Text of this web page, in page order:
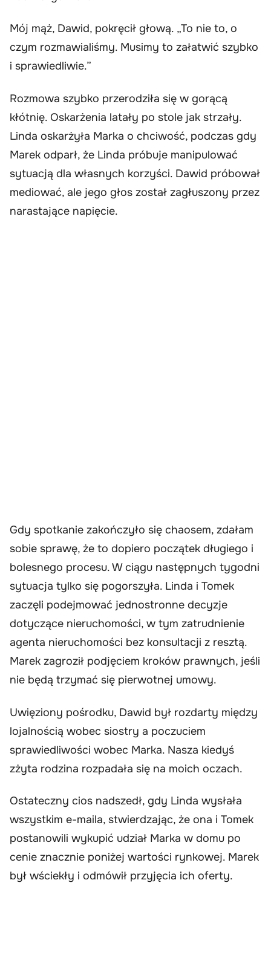
Mój mąż, Dawid, pokręcił głową. „To nie to, o
czym rozmawialiśmy. Musimy to załatwić szybko
i sprawiedliwie.”
Rozmowa szybko przerodziła się w gorącą
kłótnię. Oskarżenia latały po stole jak strzały.
Linda oskarżyła Marka o chciwość, podczas gdy
Marek odparł, że Linda próbuje manipulować
sytuacją dla własnych korzyści. Dawid próbował
mediować, ale jego głos został zagłuszony przez
narastające napięcie.
Gdy spotkanie zakończyło się chaosem, zdałam
sobie sprawę, że to dopiero początek długiego i
bolesnego procesu. W ciągu następnych tygodni
sytuacja tylko się pogorszyła. Linda i Tomek
zaczęli podejmować jednostronne decyzje
dotyczące nieruchomości, w tym zatrudnienie
agenta nieruchomości bez konsultacji z resztą.
Marek zagroził podjęciem kroków prawnych, jeśli
nie będą trzymać się pierwotnej umowy.
Uwięziony pośrodku, Dawid był rozdarty między
lojalnością wobec siostry a poczuciem
sprawiedliwości wobec Marka. Nasza kiedyś
zżyta rodzina rozpadała się na moich oczach.
Ostateczny cios nadszedł, gdy Linda wysłała
wszystkim e-maila, stwierdzając, że ona i Tomek
postanowili wykupić udział Marka w domu po
cenie znacznie poniżej wartości rynkowej. Marek
był wściekły i odmówił przyjęcia ich oferty.